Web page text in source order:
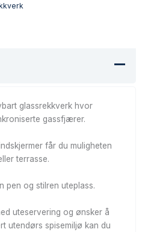
glassrekkverk hvor
gassfjærer.
får du muligheten
terrasse.
pen og stilren uteplass.
uteservering og ønsker å
utendørs spisemiljø kan du